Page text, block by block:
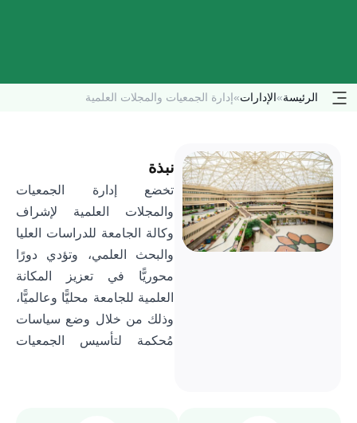
الرئيسة»الإدارات» إدارة الجمعيات والمجلات العلمية
نبذة
تخضع إدارة الجمعيات
والمجلات العلمية لإشراف
وكالة الجامعة للدراسات العليا
والبحث العلمي، وتؤدي دورًا
محوريًّا في تعزيز المكانة
العلمية للجامعة محليًّا وعالميًّا،
وذلك من خلال وضع سياسات
مُحكمة لتأسيس الجمعيات